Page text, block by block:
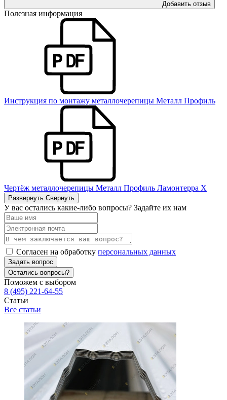
Добавить отзыв
Полезная информация
Инструкция по монтажу металлочерепицы Металл Профиль
Чертёж металлочерепицы Металл Профиль Ламонтерра Х
Развернуть Свернуть
У вас остались какие-либо вопросы? Задайте их нам
Согласен на обработку персональных данных
Задать вопрос
Остались вопросы?
Поможем с выбором
8 (495) 221-64-55
Статьи
Все статьи